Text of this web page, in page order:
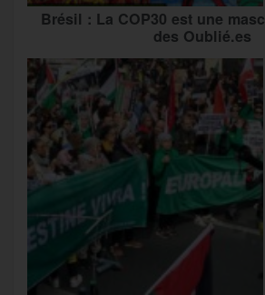
Brésil : La COP30 est une
des Oublié.es